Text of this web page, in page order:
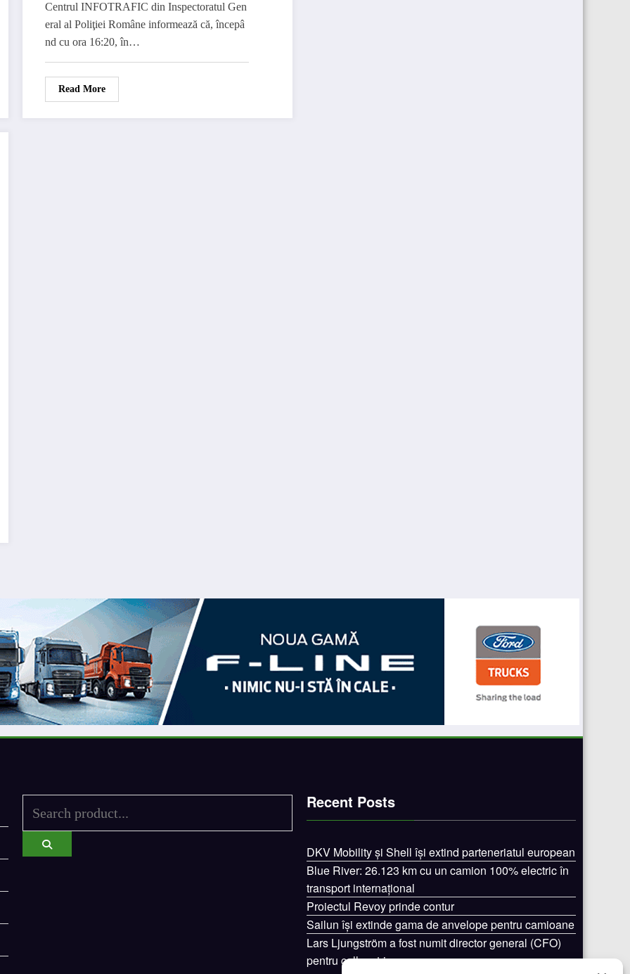
Centrul INFOTRAFIC din Inspectoratul Gen
eral al Poliţiei Române informează că, începâ
nd cu ora 16:20, în…
Read More
Recent Posts
DKV Mobility și Shell își extind parteneriatul european
Blue River: 26.123 km cu un camion 100% electric în
transport internațional
Proiectul Revoy prinde contur
Sailun își extinde gama de anvelope pentru camioane
Lars Ljungström a fost numit director general (CFO)
pentru cellcentric